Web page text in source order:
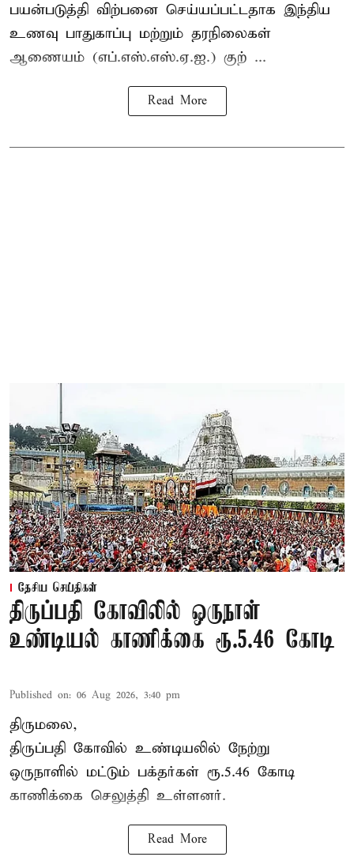
பயன்படுத்தி விற்பனை செய்யப்பட்டதாக இந்திய
உணவு பாதுகாப்பு மற்றும் தரநிலைகள்
ஆணையம் (எப்.எஸ்.எஸ்.ஏ.ஐ.) குற் ...
Read More
தேசிய செய்திகள்
திருப்பதி கோவிலில் ஒருநாள்
உண்டியல் காணிக்கை ரூ.5.46 கோடி
Published on: 06 Aug 2026, 3:40 pm
திருமலை,
திருப்பதி கோவில் உண்டியலில் நேற்று
ஒருநாளில் மட்டும் பக்தர்கள் ரூ.5.46 கோடி
காணிக்கை செலுத்தி உள்ளனர்.
Read More